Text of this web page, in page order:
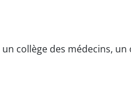
un collège des médecins,